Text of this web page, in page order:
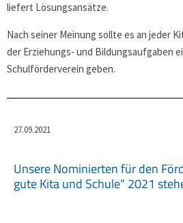
liefert Lösungsansätze.
Nach seiner Meinung sollte es an jeder
der Erziehungs- und Bildungsaufgaben
Schulförderverein geben.
27.09.2021
Unsere Nominierten für den
gute Kita und Schule“ 2021